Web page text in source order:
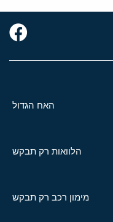
האח הגדול
הלוואות רק תבקש
מימון רכב רק תבקש